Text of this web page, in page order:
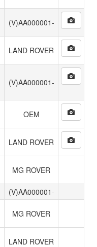
(V)AA000001-
LAND ROVER
(V)AA000001-
OEM
LAND ROVER
MG ROVER
(V)AA000001-
MG ROVER
LAND ROVER